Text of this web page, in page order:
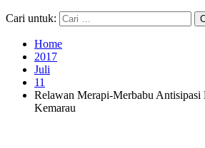
Cari untuk:
Home
2017
Juli
11
Relawan Merapi-Merbabu Antisipasi
Kemarau